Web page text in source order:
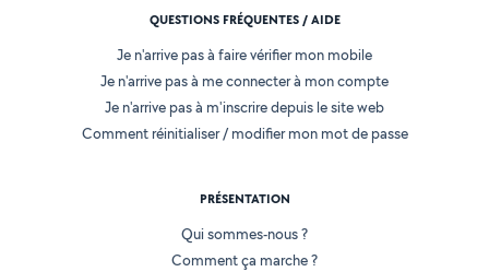
QUESTIONS FRÉQUENTES / AIDE
Je n'arrive pas à faire vérifier mon mobile
Je n'arrive pas à me connecter à mon compte
Je n'arrive pas à m'inscrire depuis le site web
Comment réinitialiser / modifier mon mot de passe
PRÉSENTATION
Qui sommes-nous ?
Comment ça marche ?